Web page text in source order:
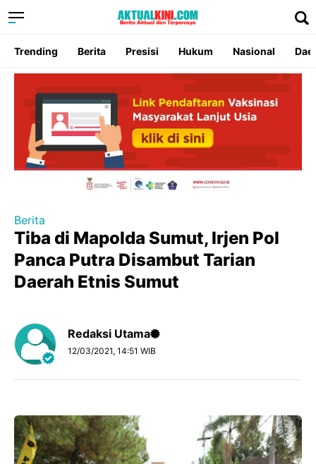
Trending Berita Presisi Hukum Nasional
Berita
Tiba di Mapolda Sumut, Irjen Pol
Panca Putra Disambut Tarian
Daerah Etnis Sumut
Redaksi Utama
12/03/2021, 14:51 WIB